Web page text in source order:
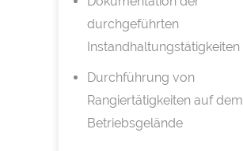
durchgeführten
Instandhaltungstätigkeiten
Durchführung von
Rangiertätigkeiten auf dem
Betriebsgelände